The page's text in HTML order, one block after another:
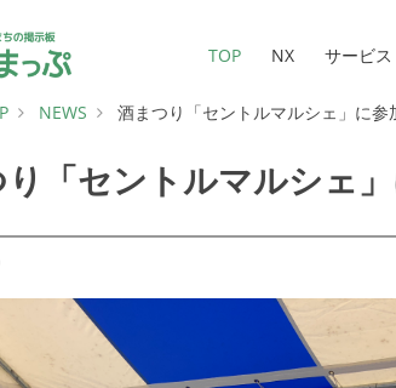
TOP NX サービス
NEWS 酒まつり「セントルマルシェ」に参
「セントルマルシェ